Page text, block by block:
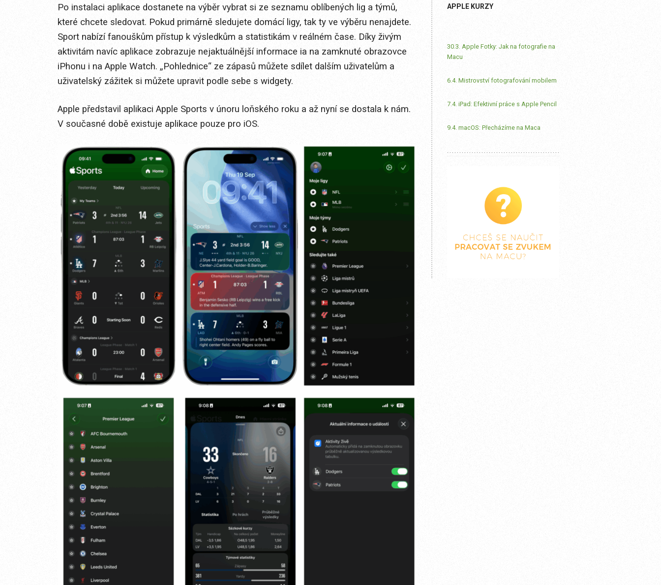
Po instalaci aplikace dostanete na výběr vybrat si ze seznamu oblíbených lig a týmů,
které chcete sledovat. Pokud primárně sledujete domácí ligy, tak ty ve výběru nenajdete.
Sport nabízí fanouškům přístup k výsledkům a statistikám v reálném čase. Díky živým
aktivitám navíc aplikace zobrazuje nejaktuálnější informace ia na zamknuté obrazovce
iPhonu i na Apple Watch. „Pohlednice“ ze zápasů můžete sdílet dalším uživatelům a
uživatelský zážitek si můžete upravit podle sebe s widgety.
Apple představil aplikaci Apple Sports v únoru loňského roku a až nyní se dostala k nám.
V současné době existuje aplikace pouze pro iOS.
APPLE KURZY
30.3. Apple Fotky: Jak na fotografie na
Macu
6.4. Mistrovství fotografování mobilem
7.4. iPad: Efektivní práce s Apple Pencil
9.4. macOS: Přecházíme na Maca